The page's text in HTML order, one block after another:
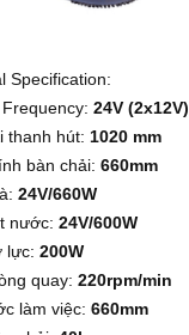
Specification:
24V (2x12V)
thanh hút: 1020 mm
bàn chải: 660mm
24V/660W
nước: 24V/600W
lực: 200W
quay: 220rpm/min
làm việc: 660mm